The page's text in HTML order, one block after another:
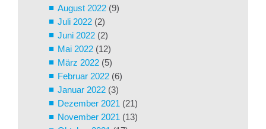
August 2022 (9)
Juli 2022 (2)
Juni 2022 (2)
Mai 2022 (12)
März 2022 (5)
Februar 2022 (6)
Januar 2022 (3)
Dezember 2021 (21)
November 2021 (13)